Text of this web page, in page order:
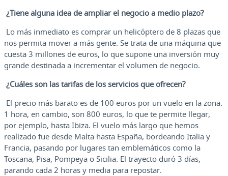
¿Tiene alguna idea de ampliar el negocio a medio plazo?
Lo más inmediato es comprar un helicóptero de 8 plazas que
nos permita mover a más gente. Se trata de una máquina que
cuesta 3 millones de euros, lo que supone una inversión muy
grande destinada a incrementar el volumen de negocio.
¿Cuáles son las tarifas de los servicios que ofrecen?
El precio más barato es de 100 euros por un vuelo en la zona.
1 hora, en cambio, son 800 euros, lo que te permite llegar,
por ejemplo, hasta Ibiza. El vuelo más largo que hemos
realizado fue desde Malta hasta España, bordeando Italia y
Francia, pasando por lugares tan emblemáticos como la
Toscana, Pisa, Pompeya o Sicilia. El trayecto duró 3 días,
parando cada 2 horas y media para repostar.